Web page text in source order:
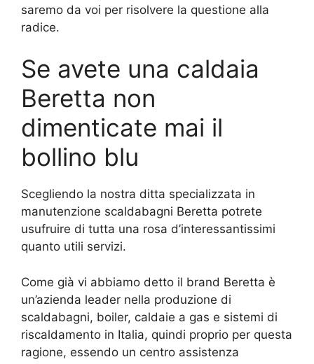
saremo da voi per risolvere la questione alla
radice.
Se avete una caldaia
Beretta non
dimenticate mai il
bollino blu
Scegliendo la nostra ditta specializzata in
manutenzione scaldabagni Beretta potrete
usufruire di tutta una rosa d’interessantissimi
quanto utili servizi.
Come già vi abbiamo detto il brand Beretta è
un’azienda leader nella produzione di
scaldabagni, boiler, caldaie a gas e sistemi di
riscaldamento in Italia, quindi proprio per questa
ragione, essendo un centro assistenza